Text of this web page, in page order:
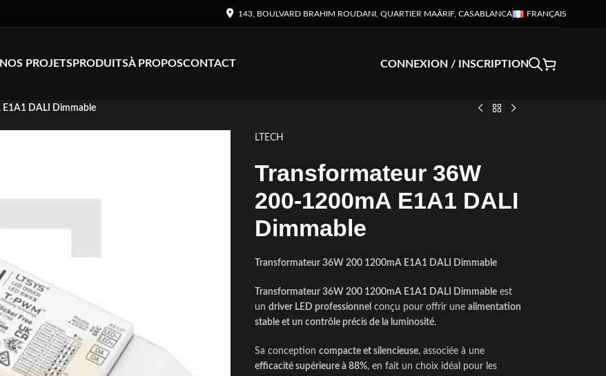
143, BOULVARD BRAHIM ROUDANI, QUARTIER MAÂRIF, CASABLANCA FRANÇAIS
NOS PROJETSPRODUITSÀ PROPOSCONTACT CONNEXION / INSCRIPTION
E1A1 DALI Dimmable
LTECH
Transformateur 36W
200-1200mA E1A1 DALI
Dimmable
Transformateur 36W 200 1200mA E1A1 DALI Dimmable
Transformateur 36W 200 1200mA E1A1 DALI Dimmableest
un driver LED professionnel conçu pour offrir une alimentation
stable et un contrôle précis de la luminosité.
Sa conception compacte et silencieuse, associée à une
efficacité supérieure à 88%, en fait un choix idéal pour les